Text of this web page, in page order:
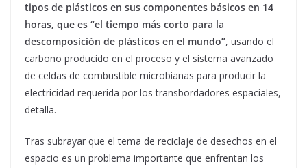
tipos de plásticos en sus componentes básicos en 14
horas, que es “el tiempo más corto para la
descomposición de plásticos en el mundo”, usando el
carbono producido en el proceso y el sistema avanzado
de celdas de combustible microbianas para producir la
electricidad requerida por los transbordadores espaciales,
detalla.
Tras subrayar que el tema de reciclaje de desechos en el
espacio es un problema importante que enfrentan los